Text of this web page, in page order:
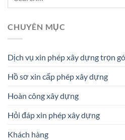
CHUYÊN MỤC
Dịch vụ xin phép xây dựng trọn
Hồ sơ xin cấp phép xây dựng
Hoàn công xây dựng
Hỏi đáp xin phép xây dựng
Khách hàng